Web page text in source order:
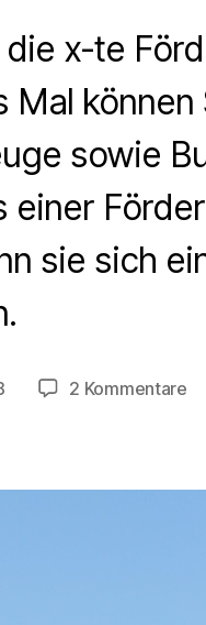
x-te
sowie
einer
sie sich
2 Kommentarezu
–